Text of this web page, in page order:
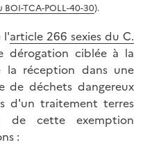
TCA-POLL-40-30).
l'article 266 sexies du C.
dérogation ciblée à la
la réception dans une
de déchets dangereux
d'un traitement terres
de cette exemption
: